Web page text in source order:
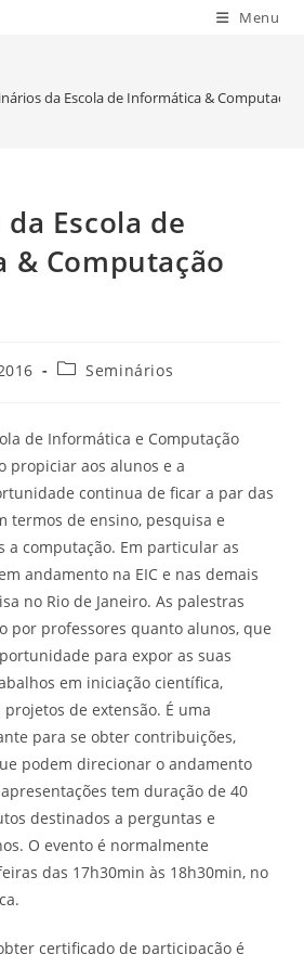
Menu
da Escola de Informática & Computação
Escola de
& Computação
PostSeminários
de Informática e Computação
propiciar aos alunos e a
continua de ficar a par das
termos de ensino, pesquisa e
a computação. Em particular as
andamento na EIC e nas demais
no Rio de Janeiro. As palestras
por professores quanto alunos, que
para expor as suas
em iniciação científica,
de extensão. É uma
para se obter contribuições,
podem direcionar o andamento
tem duração de 40
destinados a perguntas e
O evento é normalmente
das 17h30min às 18h30min, no
certificado de participação é